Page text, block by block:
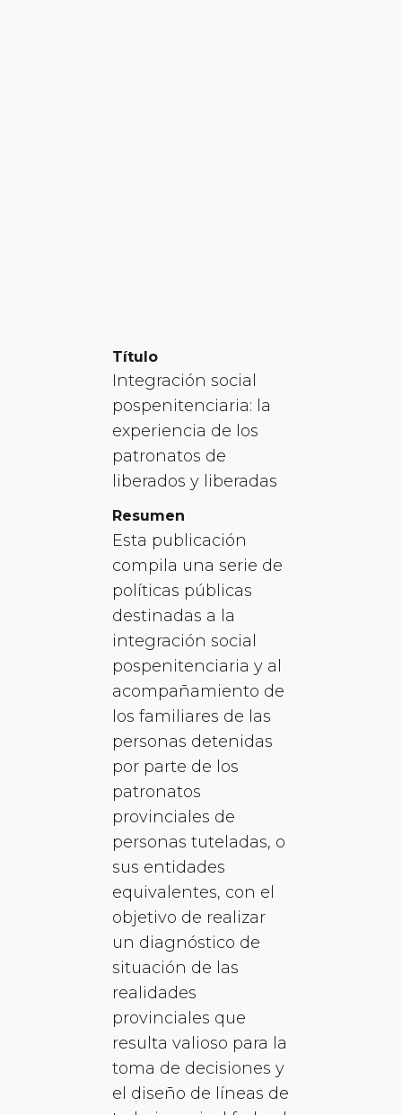
Título
Integración social
pospenitenciaria: la
experiencia de los
patronatos de
liberados y liberadas
Resumen
Esta publicación
compila una serie de
políticas públicas
destinadas a la
integración social
pospenitenciaria y al
acompañamiento de
los familiares de las
personas detenidas
por parte de los
patronatos
provinciales de
personas tuteladas, o
sus entidades
equivalentes, con el
objetivo de realizar
un diagnóstico de
situación de las
realidades
provinciales que
resulta valioso para la
toma de decisiones y
el diseño de líneas de